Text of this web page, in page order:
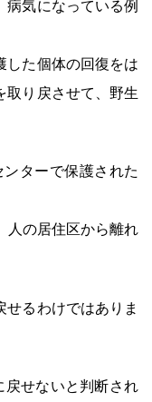
病気になっている例
した個体の回復をは
取り戻させて、野生
ターで保護された
人の居住区から離れ
せるわけではありま
戻せないと判断され